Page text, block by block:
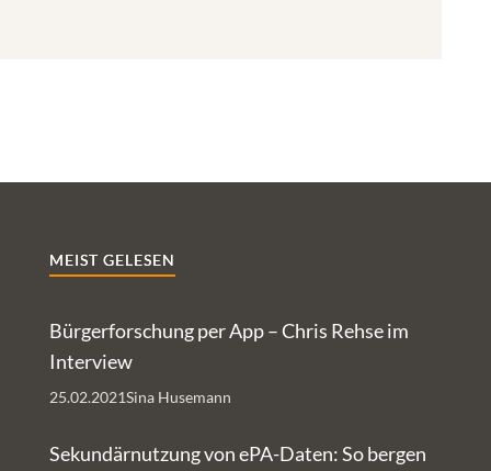
MEIST GELESEN
Bürgerforschung per App – Chris Rehse im
Interview
Sina Husemann
25.02.2021
Sekundärnutzung von ePA-Daten: So bergen